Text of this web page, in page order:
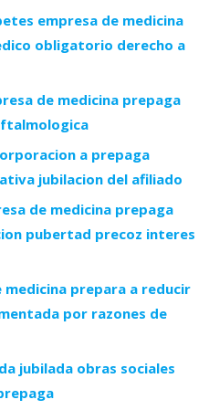
empresa de medicina
obligatorio derecho a
de medicina prepaga
a prepaga
jubilacion del afiliado
de medicina prepaga
pubertad precoz interes
medicina prepara a reducir
por razones de
jubilada obras sociales